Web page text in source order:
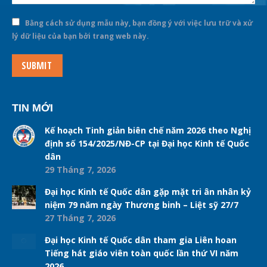
Bằng cách sử dụng mẫu này, bạn đồng ý với việc lưu trữ và xử
lý dữ liệu của bạn bởi trang web này.
SUBMIT
TIN MỚI
Kế hoạch Tinh giản biên chế năm 2026 theo Nghị
định số 154/2025/NĐ-CP tại Đại học Kinh tế Quốc
dân
29 Tháng 7, 2026
Đại học Kinh tế Quốc dân gặp mặt tri ân nhân kỷ
niệm 79 năm ngày Thương binh – Liệt sỹ 27/7
27 Tháng 7, 2026
Đại học Kinh tế Quốc dân tham gia Liên hoan
Tiếng hát giáo viên toàn quốc lần thứ VI năm